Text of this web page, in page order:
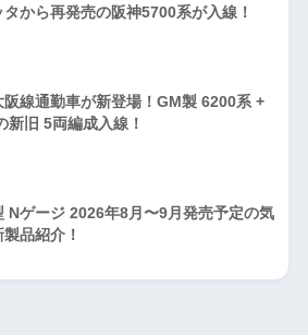
タから再発売の阪神5700系が入線！
阪線通勤車が新登場！GM製 6200系 +
新旧 5両編成入線！
Nゲージ 2026年8月〜9月発売予定の気
品紹介！